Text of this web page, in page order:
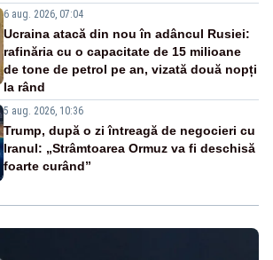
6 aug. 2026, 07:04
Ucraina atacă din nou în adâncul Rusiei:
rafinăria cu o capacitate de 15 milioane
de tone de petrol pe an, vizată două nopți
la rând
5 aug. 2026, 10:36
Trump, după o zi întreagă de negocieri cu
Iranul: „Strâmtoarea Ormuz va fi deschisă
foarte curând”